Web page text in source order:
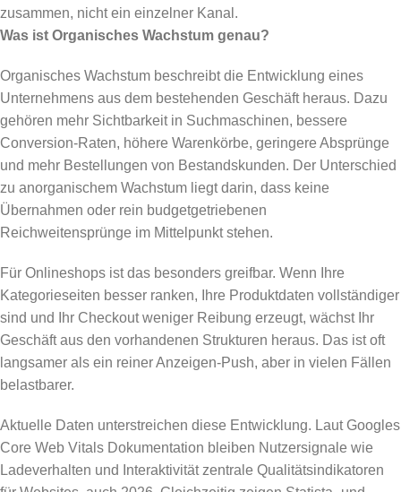
zusammen, nicht ein einzelner Kanal.
Was ist Organisches Wachstum genau?
Organisches Wachstum beschreibt die Entwicklung eines
Unternehmens aus dem bestehenden Geschäft heraus. Dazu
gehören mehr Sichtbarkeit in Suchmaschinen, bessere
Conversion-Raten, höhere Warenkörbe, geringere Absprünge
und mehr Bestellungen von Bestandskunden. Der Unterschied
zu anorganischem Wachstum liegt darin, dass keine
Übernahmen oder rein budgetgetriebenen
Reichweitensprünge im Mittelpunkt stehen.
Für Onlineshops ist das besonders greifbar. Wenn Ihre
Kategorieseiten besser ranken, Ihre Produktdaten vollständiger
sind und Ihr Checkout weniger Reibung erzeugt, wächst Ihr
Geschäft aus den vorhandenen Strukturen heraus. Das ist oft
langsamer als ein reiner Anzeigen-Push, aber in vielen Fällen
belastbarer.
Aktuelle Daten unterstreichen diese Entwicklung. Laut Googles
Core Web Vitals Dokumentation bleiben Nutzersignale wie
Ladeverhalten und Interaktivität zentrale Qualitätsindikatoren